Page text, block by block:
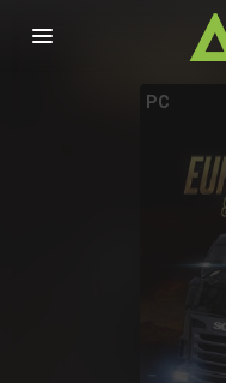
Nawigacja
PC